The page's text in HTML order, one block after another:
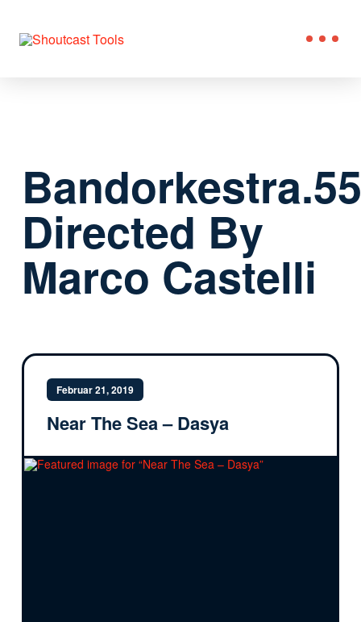
Bandorkestra.55
Directed By
Marco Castelli
Februar 21, 2019
Near The Sea – Dasya